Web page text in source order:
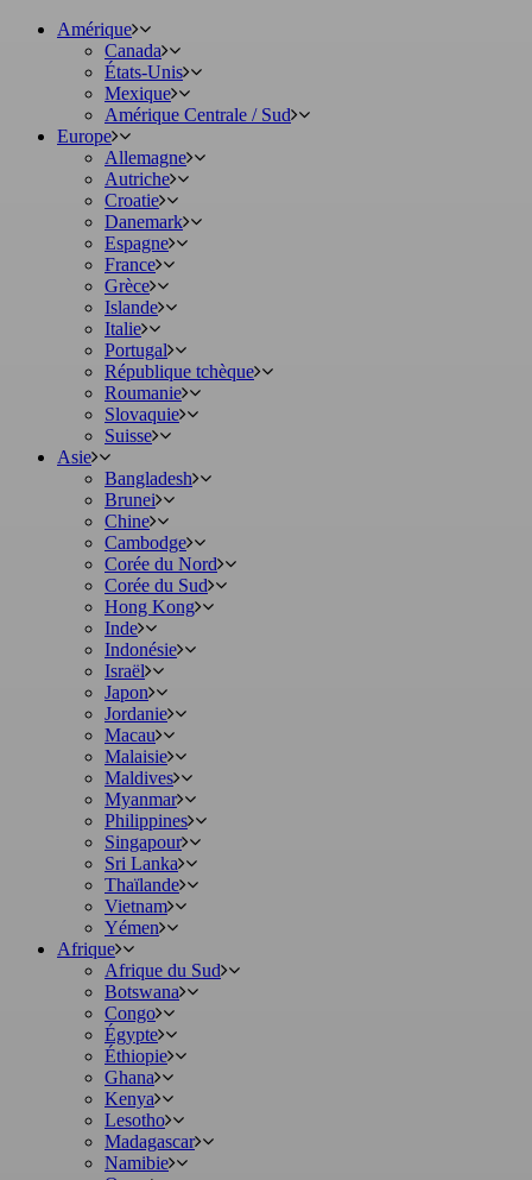
Amérique
Canada
États-Unis
Mexique
Amérique Centrale / Sud
Europe
Allemagne
Autriche
Croatie
Danemark
Espagne
France
Grèce
Islande
Italie
Portugal
République tchèque
Roumanie
Slovaquie
Suisse
Asie
Bangladesh
Brunei
Chine
Cambodge
Corée du Nord
Corée du Sud
Hong Kong
Inde
Indonésie
Israël
Japon
Jordanie
Macau
Malaisie
Maldives
Myanmar
Philippines
Singapour
Sri Lanka
Thaïlande
Vietnam
Yémen
Afrique
Afrique du Sud
Botswana
Congo
Égypte
Éthiopie
Ghana
Kenya
Lesotho
Madagascar
Namibie